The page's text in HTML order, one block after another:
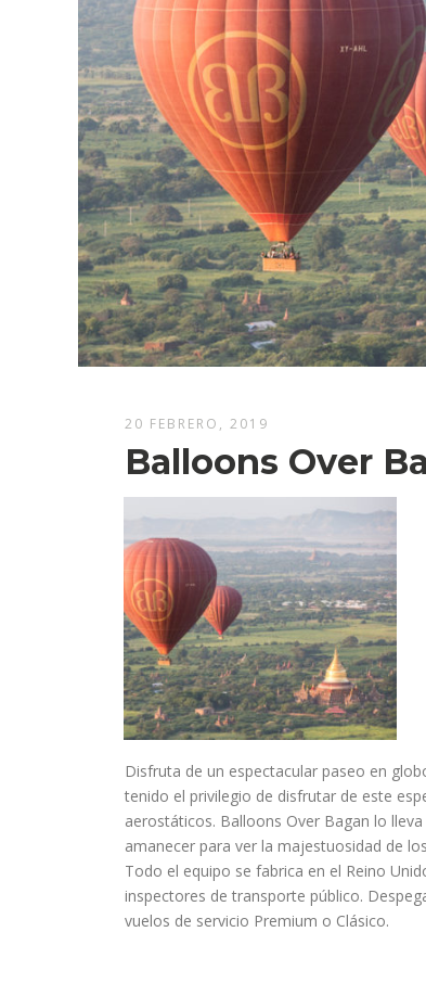
20 FEBRERO, 2019
Balloons Over
Disfruta de un espectacular paseo en
tenido el privilegio de disfrutar de este
aerostáticos. Balloons Over Bagan lo
amanecer para ver la majestuosidad de
Todo el equipo se fabrica en el Reino
inspectores de transporte público.
vuelos de servicio Premium o Clásico.